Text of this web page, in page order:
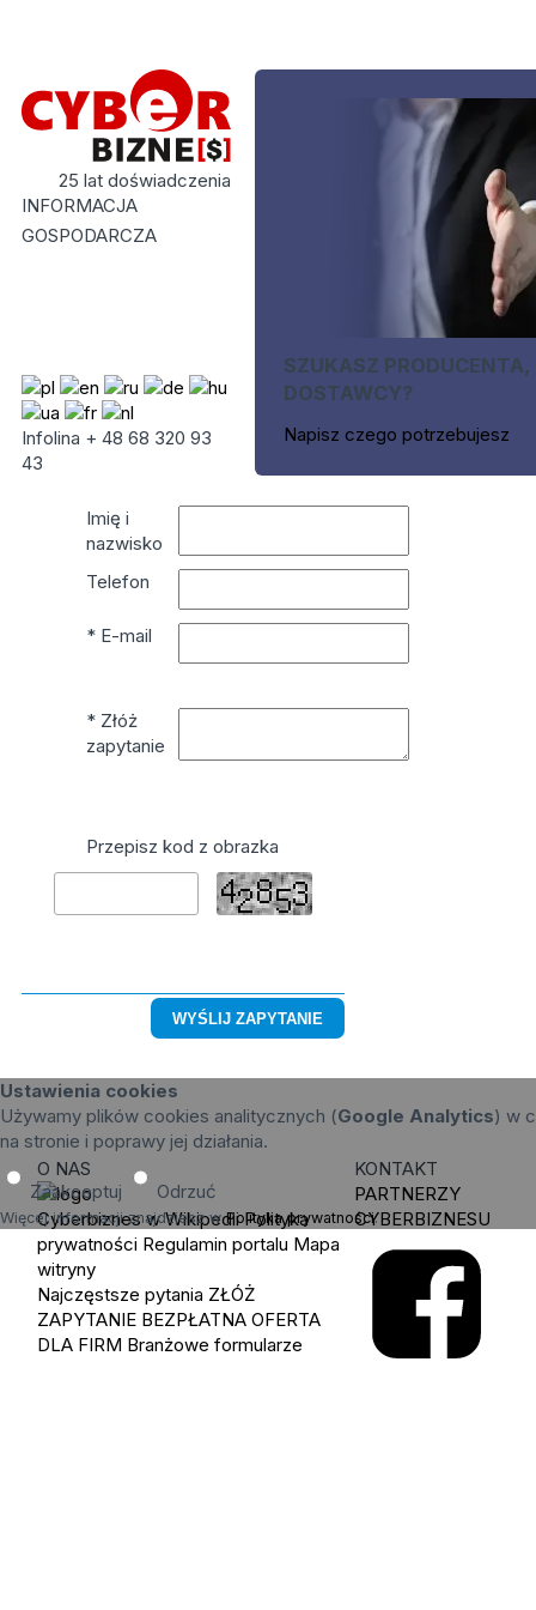
25 lat doświadczenia
INFORMACJA
GOSPODARCZA
Infolina + 48 68 320 93
43
SZUKASZ PRODUCENTA,
DOSTAWCY?
Napisz czego potrzebujesz
Imię i
nazwisko
Telefon
* E-mail
* Złóż
zapytanie
Przepisz kod z obrazka
Ustawienia cookies
Używamy plików cookies analitycznych (Google Analytics) w
na stronie i poprawy jej działania.
Zaakceptuj Odrzuć
Więcej informacji znajdziesz wPolityka prywatności.
O NAS
Cyberbiznes w Wikipedii Polityka
prywatności Regulamin portalu Mapa
witryny
Najczęstsze pytania ZŁÓŻ
ZAPYTANIE BEZPŁATNA OFERTA
DLA FIRM Branżowe formularze
KONTAKT
PARTNERZY
CYBERBIZNESU